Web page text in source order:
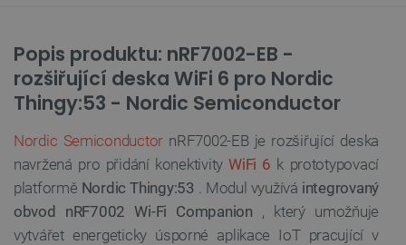
Popis produktu: nRF7002-EB -
rozšiřující deska WiFi 6 pro Nordic
Thingy:53 - Nordic Semiconductor
Nordic Semiconductor nRF7002-EB je rozšiřující deska
navržená pro přidání konektivityWiFi 6 k prototypovací
platformě Nordic Thingy:53 . Modul využívá integrovaný
obvod nRF7002 Wi-Fi Companion , který umožňuje
vytvářet energeticky úsporné aplikace IoT pracující v